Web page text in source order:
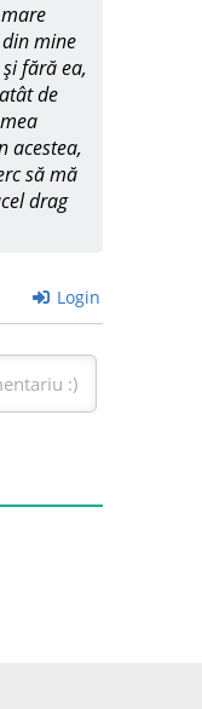
mine
fără ea,
de
acestea,
să mă
drag
Login